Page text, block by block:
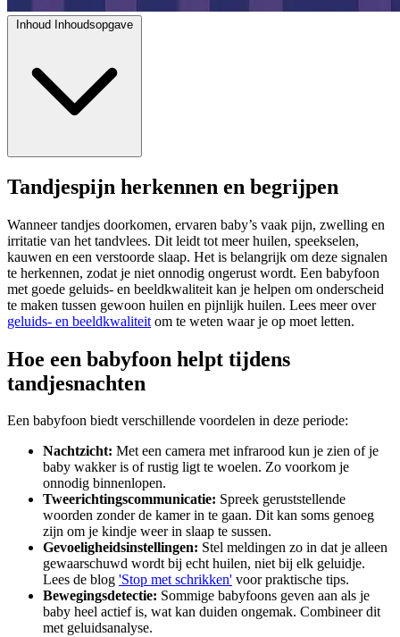
Inhoud Inhoudsopgave
Tandjespijn herkennen en begrijpen
Wanneer tandjes doorkomen, ervaren baby’s vaak pijn, zwelling en
irritatie van het tandvlees. Dit leidt tot meer huilen, speekselen,
kauwen en een verstoorde slaap. Het is belangrijk om deze signalen
te herkennen, zodat je niet onnodig ongerust wordt. Een babyfoon
met goede geluids- en beeldkwaliteit kan je helpen om onderscheid
te maken tussen gewoon huilen en pijnlijk huilen. Lees meer over
geluids- en beeldkwaliteit om te weten waar je op moet letten.
Hoe een babyfoon helpt tijdens
tandjesnachten
Een babyfoon biedt verschillende voordelen in deze periode:
Nachtzicht: Met een camera met infrarood kun je zien of je
baby wakker is of rustig ligt te woelen. Zo voorkom je
onnodig binnenlopen.
Tweerichtingscommunicatie: Spreek geruststellende
woorden zonder de kamer in te gaan. Dit kan soms genoeg
zijn om je kindje weer in slaap te sussen.
Gevoeligheidsinstellingen: Stel meldingen zo in dat je alleen
gewaarschuwd wordt bij echt huilen, niet bij elk geluidje.
Lees de blog 'Stop met schrikken' voor praktische tips.
Bewegingsdetectie: Sommige babyfoons geven aan als je
baby heel actief is, wat kan duiden ongemak. Combineer dit
met geluidsanalyse.